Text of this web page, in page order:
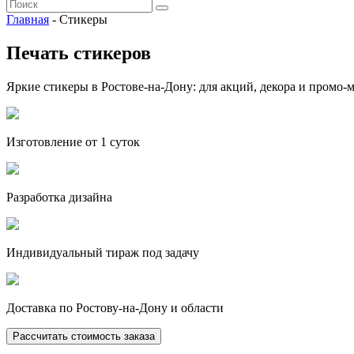
Главная - Стикеры
Печать стикеров
Яркие стикеры в Ростове-на-Дону: для акций, декора и промо-
Изготовление от 1 суток
Разработка дизайна
Индивидуальный тираж под задачу
Доставка по Ростову-на-Дону и области
Рассчитать стоимость заказа